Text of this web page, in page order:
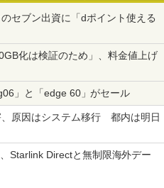
セブン出資に「dポイント使える
化は検証のため」、料金値上げ
」と「edge 60」がセール
、原因はシステム移行 都内は明日
Starlink Directと無制限海外デー